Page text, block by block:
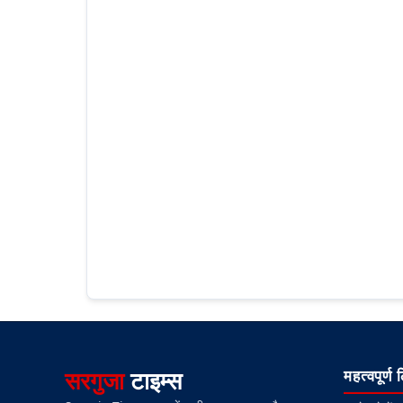
सरगुजाटाइम्स महत्वपूर्ण